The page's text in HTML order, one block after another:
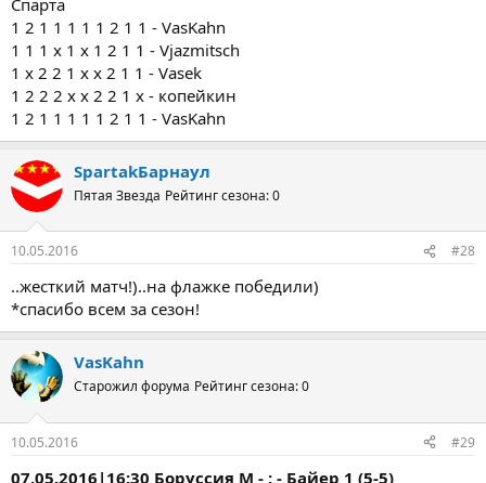
1 2 1 1 1 1 1 2 1 1 - VasKahn
1 1 1 х 1 х 1 2 1 1 - Vjazmitsch
1 x 2 2 1 x x 2 1 1 - Vasek
1 2 2 2 х х 2 2 1 х - копейкин
1 2 1 1 1 1 1 2 1 1 - VasKahn
SpartakБарнаул
Пятая Звезда Рейтинг сезона: 0
10.05.2016 #28
..жесткий матч!)..на флажке победили)
*спасибо всем за сезон!
VasKahn
Старожил форума Рейтинг сезона: 0
10.05.2016 #29
07.05.2016|16:30 Боруссия М - : - Байер 1 (5-5)